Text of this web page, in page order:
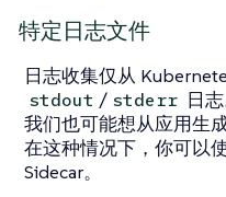
特定日志文件
日志收集仅从
stdout / stderr 日
我们也可能想从应用生
在这种情况下，你可以
Sidecar。